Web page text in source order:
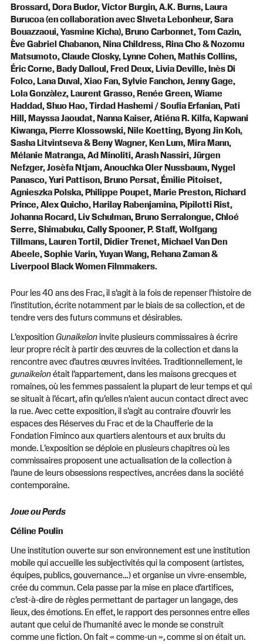
Brossard, Dora Budor, Victor Burgin, A.K. Burns, Laura
Burucoa (en collaboration avec Shveta Lebonheur, Sara
Bouazzaoui, Yasmine Kicha), Bruno Carbonnet, Tom Cazin,
Ève Gabriel Chabanon, Nina Childress, Rina Cho & Nozomu
Matsumoto, Claude Closky, Lynne Cohen, Mathis Collins,
Éric Corne, Bady Dalloul, Fred Deux, Livia Deville, Inès Di
Folco, Lana Duval, Xiao Fan, Sylvie Fanchon, Jenny Gage,
Lola Gonzàlez, Laurent Grasso, Renée Green, Wiame
Haddad, Shuo Hao, Tirdad Hashemi / Soufia Erfanian, Pati
Hill, Mayssa Jaoudat, Nanna Kaiser, Atiéna R. Kilfa, Kapwani
Kiwanga, Pierre Klossowski, Nile Koetting, Byong Jin Koh,
Sasha Litvintseva & Beny Wagner, Ken Lum, Mira Mann,
Mélanie Matranga, Ad Minoliti, Arash Nassiri, Jürgen
Nefzger, Josèfa Ntjam, Anouchka Oler Nussbaum, Nygel
Panasco, Yuri Pattison, Bruno Persat, Émilie Pitoiset,
Agnieszka Polska, Philippe Poupet, Marie Preston, Richard
Prince, Alex Quicho, Harilay Rabenjamina, Pipilotti Rist,
Johanna Rocard, Liv Schulman, Bruno Serralongue, Chloé
Serre, Shimabuku, Cally Spooner, P. Staff, Wolfgang
Tillmans, Lauren Tortil, Didier Trenet, Michael Van Den
Abeele, Sophie Varin, Yuyan Wang, Rehana Zaman &
Liverpool Black Women Filmmakers.
Pour les 40 ans des Frac, il s’agit à la fois de repenser l’histoire de
l’institution, écrite notamment par le biais de sa collection, et de
tendre vers des futurs communs et désirables.
L’expositionGunaikeîoninvite plusieurs commissaires à écrire
leur propre récit à partir des œuvres de la collection et dans la
rencontre avec d’autres œuvres invitées. Traditionnellement, le
gunaikeîonétait l’appartement, dans les maisons grecques et
romaines, où les femmes passaient la plupart de leur temps et qui
se situait à l’écart, afin qu’elles n’aient aucun contact direct avec
la rue. Avec cette exposition, il s’agit au contraire d’ouvrir les
espaces des Réserves du Frac et de la Chaufferie de la
Fondation Fiminco aux quartiers alentours et aux bruits du
monde. L’exposition se déploie en plusieurs chapitres où les
commissaires proposent une actualisation de la collection à
l’aune de leurs obsessions respectives, ancrées dans la société
contemporaine.
Joue ou Perds
Céline Poulin
Une institution ouverte sur son environnement est une institution
mobile qui accueille les subjectivités qui la composent (artistes,
équipes, publics, gouvernance…) et organise un vivre-ensemble,
crée du commun. Cela passe par la mise en place d’artifices,
c’est-à-dire de règles permettant de partager un langage, des
lieux, des émotions. En effet, le rapport des personnes entre elles
autant que celui de l’humanité avec le monde se construit
comme une fiction. On fait « comme-un », comme si on était un.